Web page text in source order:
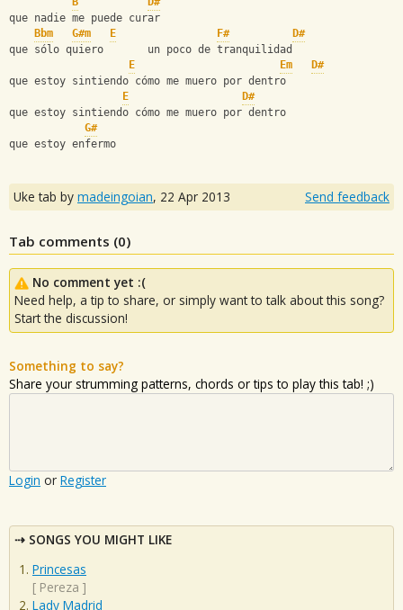
que nadie me puede curar
Bbm
G#m E F#
D#
que sólo quiero       un poco de tranquilidad
E
Em
D#
que estoy sintiendo cómo me muero por dentro
E
D#
que estoy sintiendo cómo me muero por dentro
G#
que estoy enfermo
Uke tab by madeingoian, 22 Apr 2013 Send feedback
Tab comments (0)
No comment yet :(
Need help, a tip to share, or simply want to talk about this song?
Start the discussion!
Something to say?
Share your strumming patterns, chords or tips to play this tab! ;)
Login or Register
SONGS YOU MIGHT LIKE
Princesas
[ Pereza ]
Lady Madrid